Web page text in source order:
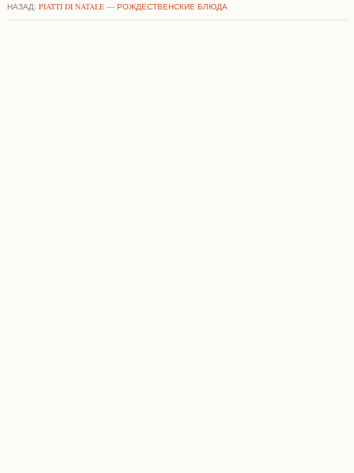
НАЗАД: PIATTI DI NATALE — РОЖДЕСТВЕНСКИЕ БЛЮДА